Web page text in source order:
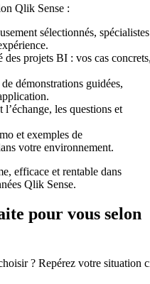
Qlik Sense :
sélectionnés, spécialistes
des projets BI : vos cas
démonstrations guidées,
les questions et
et exemples de
votre environnement.
efficace et rentable dans
Qlik Sense.
pour vous selon
? Repérez votre situation